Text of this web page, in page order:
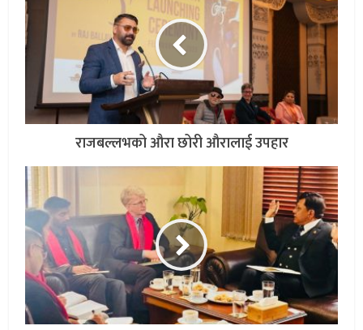
राजबल्लभको औरा छोरी औरालाई उपहार